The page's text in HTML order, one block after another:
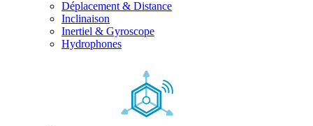
Déplacement & Distance
Inclinaison
Inertiel & Gyroscope
Hydrophones